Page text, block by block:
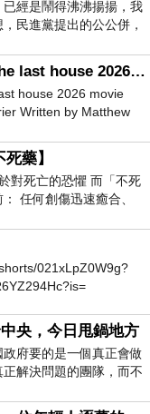
經是鬧得沸沸揚揚，我
民進黨提出的公公併，
鬧出最大的醜
電影最後孤屋2026 the last house 2026 movie
house 2026 movie
Written by Matthew
Wa
藥】
對死亡的恐懼 而「不死
任何創傷迅速癒合、
021xLpZ0W9g?
央，今日甩鍋地方
政府要的是一個真正會做
解決問題的團隊，而不
，最近民進黨